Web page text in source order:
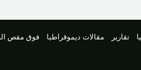
تقارير مقالات ديموقراطيا فوق مقص